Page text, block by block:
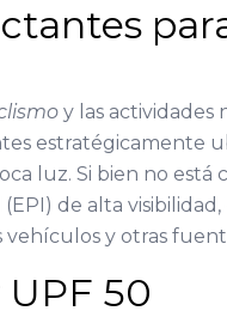
y las actividades
estratégicamente
luz. Si bien no está
de alta
y otras
50